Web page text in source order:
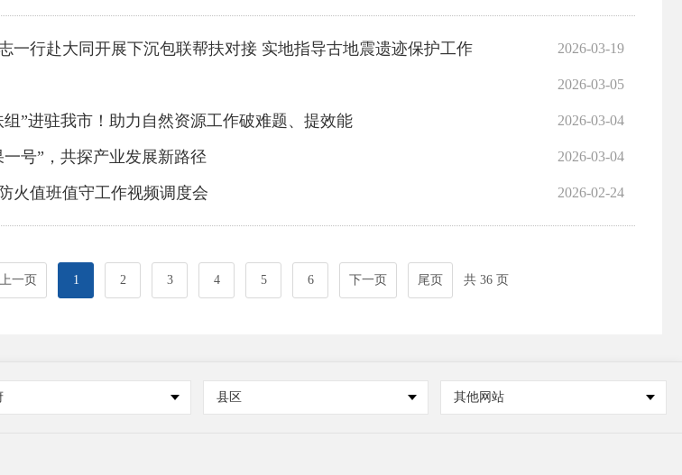
2026-03-19
一行赴大同开展下沉包联帮扶对接 实地指导古地震遗迹保护工作
2026-03-05
2026-03-04
”进驻我市！助力自然资源工作破难题、提效能
2026-03-04
号”，共探产业发展新路径
2026-02-24
火值班值守工作视频调度会
上一页 1 2 3 4 5 6 下一页 尾页 共 36 页
县区 其他网站